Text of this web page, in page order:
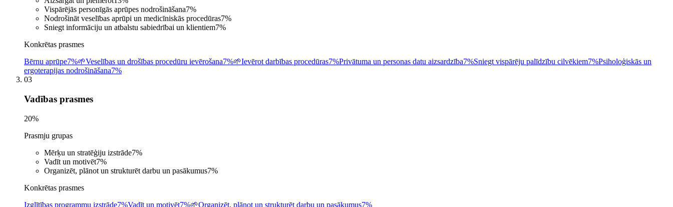
Vispārējās personīgās aprūpes nodrošināšana7%
Nodrošināt veselības aprūpi un medicīniskās procedūras7%
Sniegt informāciju un atbalstu sabiedrībai un klientiem7%
Konkrētas prasmes
Bērnu aprūpe7%🌱Veselības un drošības procedūru ievērošana7%🌱Ievērot darbības procedūras7%Privātuma un personas datu aizsardzība7%Sniegt vispārēju palīdzību cilvēkiem7%Psiholoģiskās un
ergoterapijas nodrošināšana7%
03
Vadības prasmes
20%
Prasmju grupas
Mērķu un stratēģiju izstrāde7%
Vadīt un motivēt7%
Organizēt, plānot un strukturēt darbu un pasākumus7%
Konkrētas prasmes
Izglītības programmu izstrāde7%Vadīt un motivēt7%🌱Organizēt, plānot un strukturēt darbu un pasākumus7%